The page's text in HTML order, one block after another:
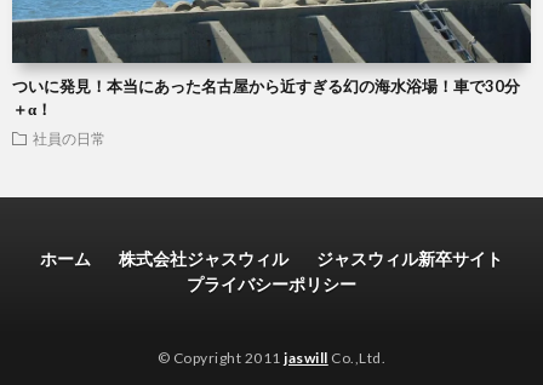
ついに発見！本当にあった名古屋から近すぎる幻の海水浴場！車で30分
＋α！
社員の日常
ホーム 株式会社ジャスウィル
ジャスウィル新卒サイト
プライバシーポリシー
© Copyright 2011jaswill Co.,Ltd.